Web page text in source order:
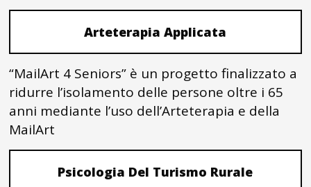
Arteterapia Applicata
“MailArt 4 Seniors” è un progetto finalizzato a
ridurre l’isolamento delle persone oltre i 65
anni mediante l’uso dell’Arteterapia e della
MailArt
Psicologia Del Turismo Rurale